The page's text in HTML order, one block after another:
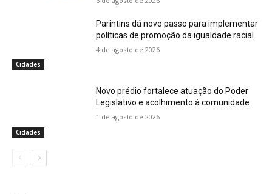
Cidades
Parintins dá novo passo para implementar
políticas de promoção da igualdade racial
4 de agosto de 2026
Cidades
Novo prédio fortalece atuação do Poder
Legislativo e acolhimento à comunidade
1 de agosto de 2026